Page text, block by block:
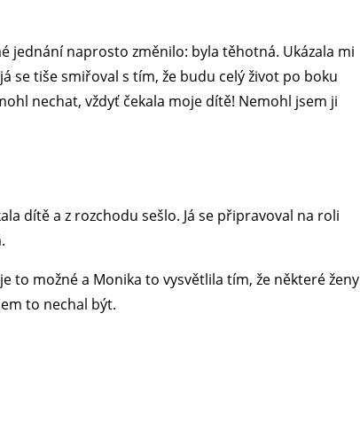
jednání naprosto změnilo: byla těhotná. Ukázala mi
se tiše smiřoval s tím, že budu celý život po boku
nechat, vždyť čekala moje dítě! Nemohl jsem ji
dítě a z rozchodu sešlo. Já se připravoval na roli
to možné a Monika to vysvětlila tím, že některé ženy
to nechal být.